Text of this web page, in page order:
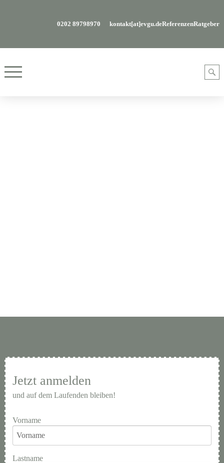
0202 89798970 kontakt[at]evgu.deReferenzenRatgeber
Jetzt anmelden
und auf dem Laufenden bleiben!
Vorname
Lastname